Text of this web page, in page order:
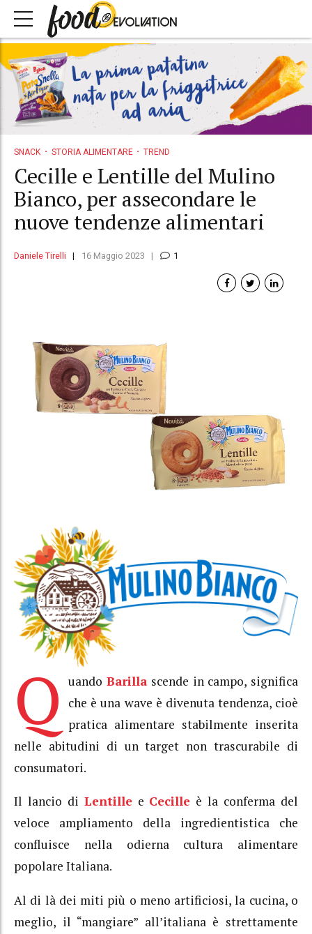
SNACK STORIA ALIMENTARE TREND
Cecille e Lentille del Mulino
Bianco, per assecondare le
nuove tendenze alimentari
Daniele Tirelli 16 Maggio 2023 1
Q uandoBarilla scende in campo, significa
che è una wave è divenuta tendenza, cioè
pratica alimentare stabilmente inserita
nelle abitudini di un target non trascurabile di
consumatori.
Il lancio di Lentillee Cecille è la conferma del
veloce ampliamento della ingredientistica che
confluisce nella odierna cultura alimentare
popolare Italiana.
Al di là dei miti più o meno artificiosi, la cucina, o
meglio, il “mangiare” all’italiana è strettamente